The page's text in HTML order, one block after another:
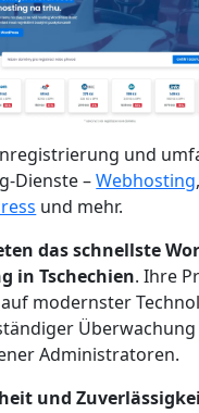
und
Dienste –Webhosting,
und mehr.
das schnellste
in Tschechien. Ihre
modernster
Überwachung
Administratoren.
und